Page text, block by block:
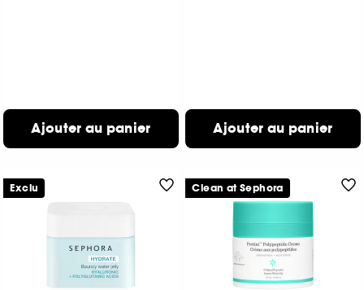
Ajouter au panier Ajouter au panier
Exclu Clean at Sephora